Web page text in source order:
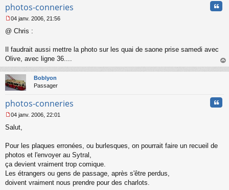
o
l
u
photos-conneries
e
s
a
g
n
o
l
u
04 janv. 2006, 21:56
@ Chris :
Il faudrait aussi mettre la photo sur les quai de saone prise samedi avec
Olive, avec ligne 36....
au
Boblyon
Passager
photos-conneries
e
s
g
e
n
o
04 janv. 2006, 22:01
Salut,
Pour les plaques erronées, ou burlesques, on pourrait faire un recueil de
photos et l'envoyer au Sytral,
ça devient vraiment trop comique.
Les étrangers ou gens de passage, après s'être perdus,
doivent vraiment nous prendre pour des charlots.